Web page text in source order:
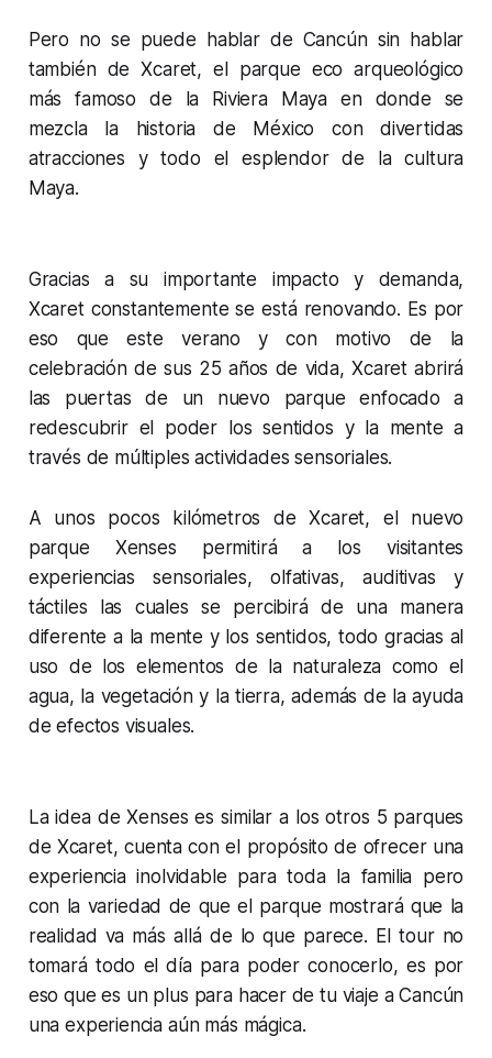
Pero no se puede hablar de Cancún sin hablar
también de Xcaret, el parque eco arqueológico
más famoso de la Riviera Maya en donde se
mezcla la historia de México con divertidas
atracciones y todo el esplendor de la cultura
Maya.
Gracias a su importante impacto y demanda,
Xcaret constantemente se está renovando. Es por
eso que este verano y con motivo de la
celebración de sus 25 años de vida, Xcaret abrirá
las puertas de un nuevo parque enfocado a
redescubrir el poder los sentidos y la mente a
través de múltiples actividades sensoriales.
A unos pocos kilómetros de Xcaret, el nuevo
parque Xenses permitirá a los visitantes
experiencias sensoriales, olfativas, auditivas y
táctiles las cuales se percibirá de una manera
diferente a la mente y los sentidos, todo gracias al
uso de los elementos de la naturaleza como el
agua, la vegetación y la tierra, además de la ayuda
de efectos visuales.
La idea de Xenses es similar a los otros 5 parques
de Xcaret, cuenta con el propósito de ofrecer una
experiencia inolvidable para toda la familia pero
con la variedad de que el parque mostrará que la
realidad va más allá de lo que parece. El tour no
tomará todo el día para poder conocerlo, es por
eso que es un plus para hacer de tu viaje a Cancún
una experiencia aún más mágica.